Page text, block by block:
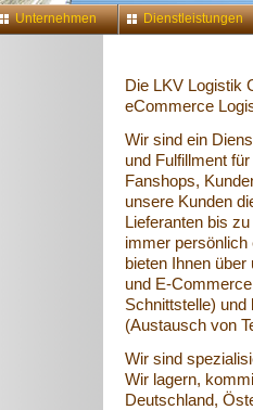
Unternehmen Dienstleistungen
Die LKV Logistik
eCommerce
Wir sind ein
und Fulfillment
Fanshops,
unsere Kunden
Lieferanten bis
immer persönlich
bieten Ihnen
und E-
Schnittstelle) und
(Austausch von
Wir sind
Wir lagern,
Deutschland,